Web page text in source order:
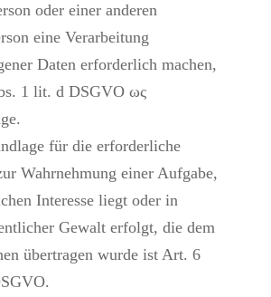
oder einer anderen
eine Verarbeitung
Daten erforderlich machen,
1 lit. d DSGVO ως
für die erforderliche
Wahrnehmung einer Aufgabe,
Interesse liegt oder in
Gewalt erfolgt, die dem
übertragen wurde ist Art. 6